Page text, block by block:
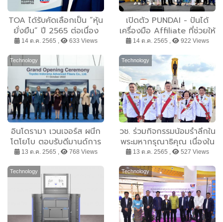
TOA ได้รับคัดเลือกเป็น “หุ้น
ยั่งยืน” ปี 2565 ต่อเนื่อง
เป็นปีที่ 3 มุ่งมั่นเติบโตอย่าง
แข็งแกร่งและยั่งยืน ตาม
หลักแนวคิด ESG
14 ต.ค. 2565 , 633 Views
เปิดตัว PUNDAI - ปันได้
เครื่องมือ Affiliate ที่ช่วยให้
คุณเข้าถึงฐานลูกค้าได้กว้าง
และตรงกลุ่มขึ้น เพื่อช่วย
ธุรกิจของคุณให้เติบโตอย่าง
ก้าวกระโดด
14 ต.ค. 2565 , 922 Views
Technology
อินโดรามา เวนเจอร์ส ผนึก
โตโยโบ ตอบรับดีมานด์การ
ใช้ถุงลมนิรภัยที่เติบโตอย่าง
ต่อเนื่องทั่วโลก
13 ต.ค. 2565 , 768 Views
Technology
วช. ร่วมกิจกรรมน้อมรำลึกใน
พระมหากรุณาธิคุณ เนื่องใน
วันคล้ายวันสวรรคต พระบาท
สมเด็จพระบรมชนกาธิเบศร
มหาภูมิพลอดุลยเดชมหาราช
บรมนาถบพิตร
13 ต.ค. 2565 , 527 Views
Technology Technology